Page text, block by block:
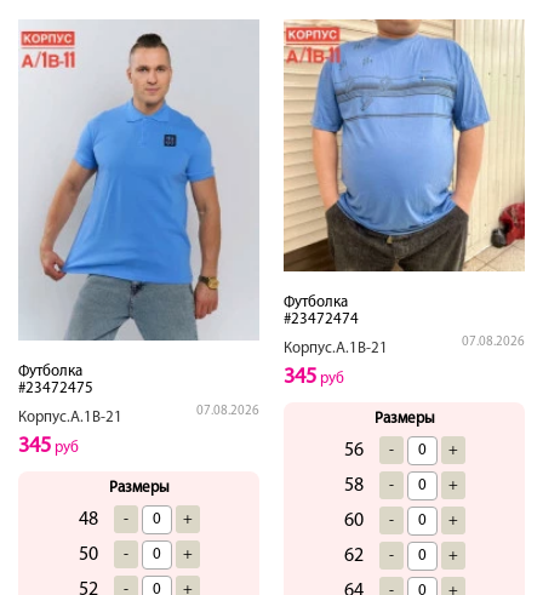
Футболка
#23472475
Корпус.А.1В-21
07.08.2026
345 руб
Размеры
48 - +
50 - +
52 - +
Футболка
#23472474
Корпус.А.1В-21
07.08.2026
345 руб
Размеры
56 - +
58 - +
60 - +
62 - +
- +